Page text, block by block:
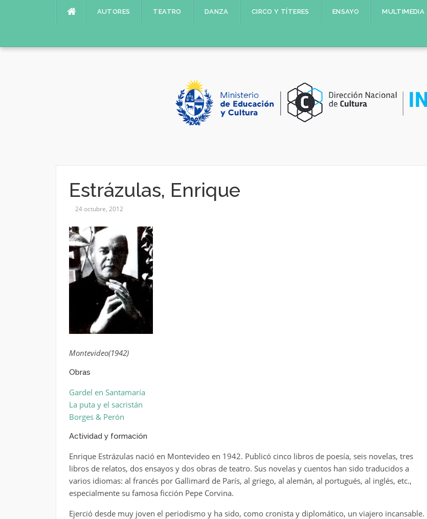
AUTORES TEATRO DANZA CIRCO Y TÍTERES ENSAYO MULTIMEDIA
Estrázulas, Enrique
24 octubre, 2012
Montevideo(1942)
Obras
Gardel en Santamaría
La puta y el sacristán
Borges & Perón
Actividad y formación
Enrique Estrázulas nació en Montevideo en 1942. Publicó cinco libros de poesía, seis novelas, tres
libros de relatos, dos ensayos y dos obras de teatro. Sus novelas y cuentos han sido traducidos a
varios idiomas: al francés por Gallimard de París, al griego, al alemán, al portugués, al inglés, etc.,
especialmente su famosa ficción Pepe Corvina.
Ejerció desde muy joven el periodismo y ha sido, como cronista y diplomático, un viajero incansable.